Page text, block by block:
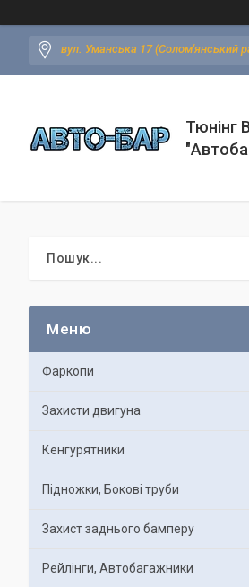
вул. Уманська 17 (Солом'янський
Тюнінг
Фаркопи
Захисти двигуна
Кенгурятники
Підножки, Бокові труби
Захист заднього бамперу
Рейлінги, Автобагажники